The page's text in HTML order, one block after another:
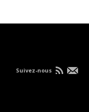
Suivez-nous